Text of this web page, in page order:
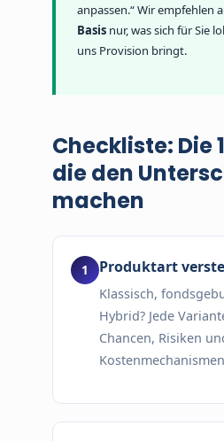
anpassen.“ Wir empfehlen
Basis nur, was sich für Sie
uns Provision bringt.
Checkliste: Die
die den
machen
Produktart
Klassisch,
Hybrid? Jede
Chancen, Risiken